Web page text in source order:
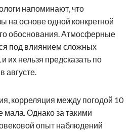
напоминают, что
на основе одной конкретной
обоснования. Атмосферные
под влиянием сложных
их нельзя предсказать по
августе.
корреляция между погодой 10
мала. Однако за такими
опыт наблюдений